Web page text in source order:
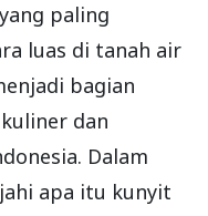
paling
luas di tanah air
bagian
dan
Dalam
apa itu kunyit